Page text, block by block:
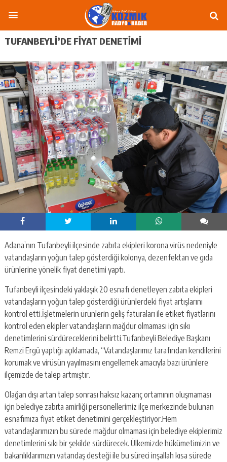
TUFANBEYLI’DE FIYAT DENETIMI
Adana’nın Tufanbeyli ilçesinde zabıta ekipleri korona virüs nedeniyle
vatandaşların yoğun talep gösterdiği kolonya, dezenfektan ve gıda
ürünlerine yönelik fiyat denetimi yaptı.
Tufanbeyli ilçesindeki yaklaşık 20 esnafı denetleyen zabıta ekipleri
vatandaşların yoğun talep gösterdiği ürünlerdeki fiyat artışlarını
kontrol etti.İşletmelerin ürünlerin geliş faturaları ile etiket fiyatlarını
kontrol eden ekipler vatandaşların mağdur olmaması için sıkı
denetimlerini sürdüreceklerini belirtti.Tufanbeyli Belediye Başkanı
Remzi Ergü yaptığı açıklamada, “Vatandaşlarımız tarafından kendilerini
korumak ve virüsün yayılmasını engellemek amacıyla bazı ürünlere
ilçemizde de talep artmıştır.
Olağan dışı artan talep sonrası haksız kazanç ortamının oluşmaması
için belediye zabıta amirliği personellerimiz ilçe merkezinde bulunan
esnafımıza fiyat etiket denetimini gerçekleştiriyor.Hem
vatandaşlarımızın bu sürede mağdur olmaması için belediye ekiplerimiz
denetimlerini sıkı bir şekilde sürdürecek. Ülkemizde hükümetimizin ve
bakanlıklarımızın vatandaş desteği ile bu süreci inşallah kısa sürede